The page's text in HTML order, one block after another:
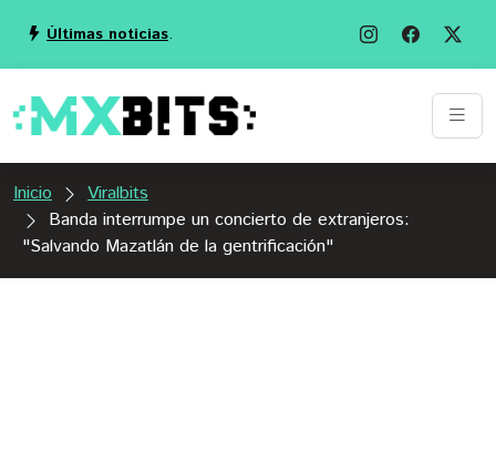
Últimas noticias.
Inicio
Viralbits
Banda interrumpe un concierto de extranjeros:
"Salvando Mazatlán de la gentrificación"